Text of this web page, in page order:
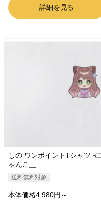
詳細を見る
しの ワンポイントTシャツ╶に
ゃんこ╴
送料無料対象
本体価格4,980円～